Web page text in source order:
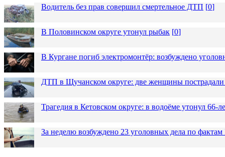
Водитель без прав совершил смертельное ДТП [0]
В Половинском округе утонул рыбак [0]
В Кургане погиб электромонтёр: возбуждено
ДТП в Щучанском округе: две женщины пострадали
Трагедия в Кетовском округе: в водоёме утонул 66-
За неделю возбуждено 23 уголовных дела по